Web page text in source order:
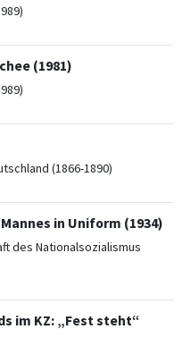
(1981)
(1866-1890)
in Uniform (1934)
des Nationalsozialismus
im KZ: „Fest steht“